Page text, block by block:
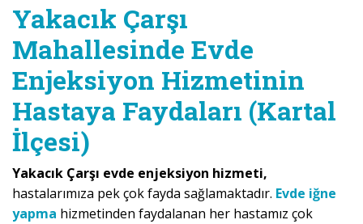
Yakacık Çarşı
Mahallesinde Evde
Enjeksiyon Hizmetinin
Hastaya Faydaları (Kartal
İlçesi)
Yakacık Çarşı evde enjeksiyon hizmeti,
hastalarımıza pek çok fayda sağlamaktadır. Evde iğne
yapma hizmetinden faydalanan her hastamız çok